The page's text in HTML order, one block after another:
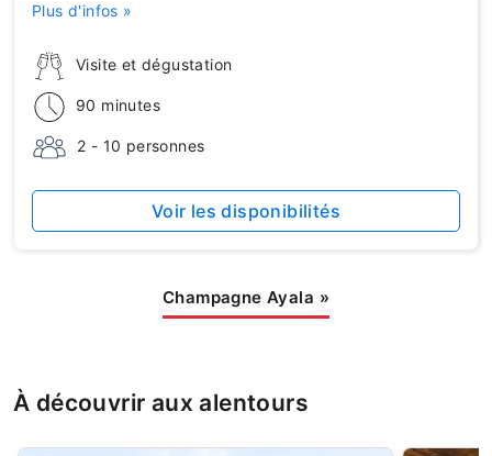
Visite et dégustation
90 minutes
2 - 10 personnes
Plus d'infos »
Voir les disponibilités
Champagne Ayala »
À découvrir aux alentours